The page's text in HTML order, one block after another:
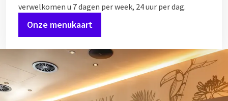
verwelkomen u 7 dagen per week, 24 uur per dag.
Onze menukaart